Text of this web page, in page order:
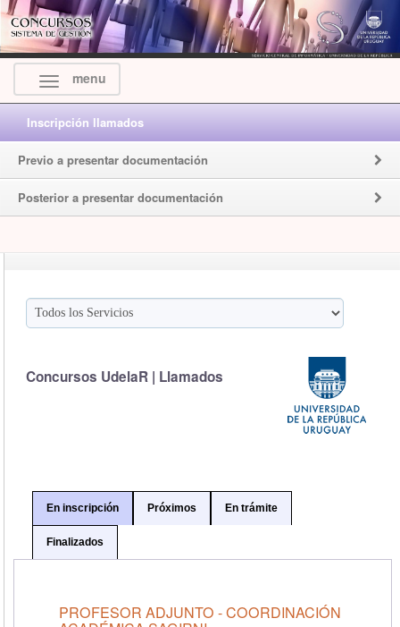
menu
Inscripción llamados
Previo a presentar documentación
Posterior a presentar documentación
Concursos UdelaR | Llamados
En inscripción Próximos En trámite
Finalizados
PROFESOR ADJUNTO - COORDINACIÓN